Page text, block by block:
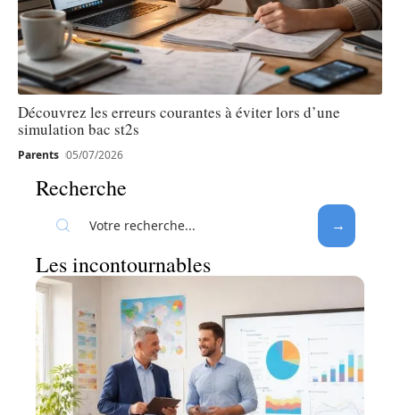
Découvrez les erreurs courantes à éviter lors d’une
simulation bac st2s
Parents 05/07/2026
Recherche
Les incontournables